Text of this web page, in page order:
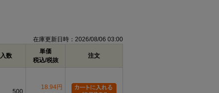
在庫更新日時：2026/08/06 03:00
入数
単価
税込/税抜
注文
500
18.94円